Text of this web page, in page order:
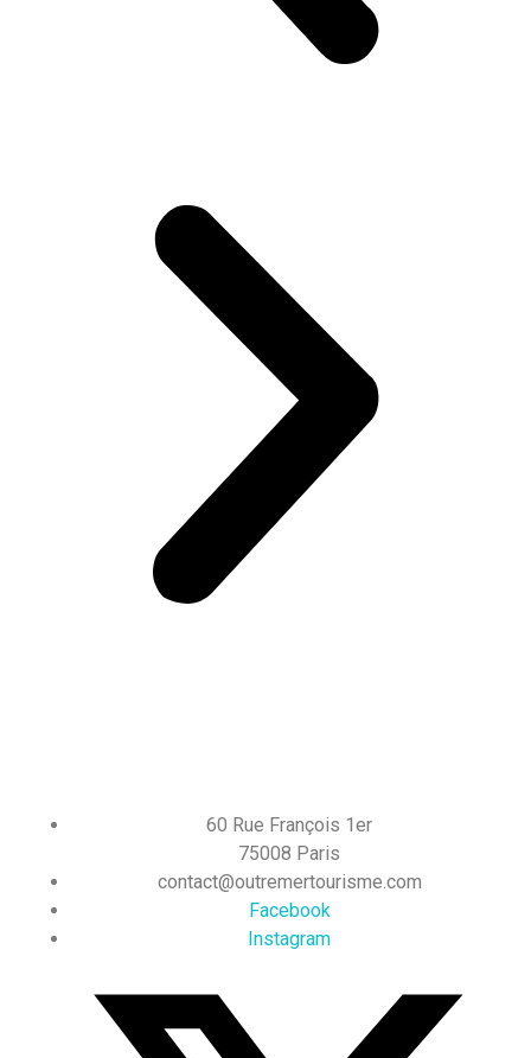
60 Rue François 1er
75008 Paris
contact@outremertourisme.com
Facebook
Instagram